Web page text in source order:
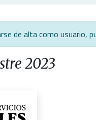
de alta como usuario,
2023